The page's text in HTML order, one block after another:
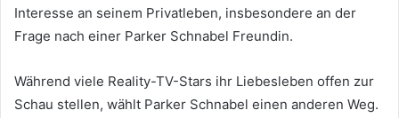
Interesse an seinem Privatleben, insbesondere an der
Frage nach einer Parker Schnabel Freundin.
Während viele Reality-TV-Stars ihr Liebesleben offen zur
Schau stellen, wählt Parker Schnabel einen anderen Weg.